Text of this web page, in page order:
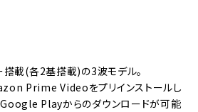
載(各2基搭載)の3波モデル。
Prime Videoをプリインストールし
Google Playからのダウンロードが可能